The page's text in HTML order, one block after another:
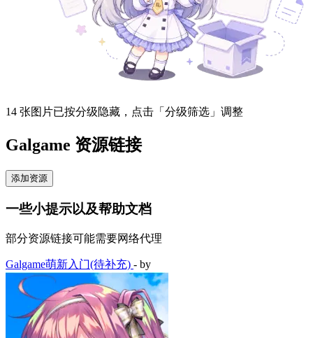
14 张图片已按分级隐藏，点击「分级筛选」调整
Galgame 资源链接
添加资源
一些小提示以及帮助文档
部分资源链接可能需要网络代理
Galgame萌新入门(待补充) - by